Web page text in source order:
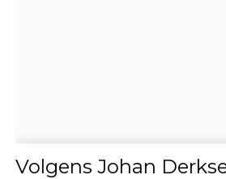
Volgens Johan